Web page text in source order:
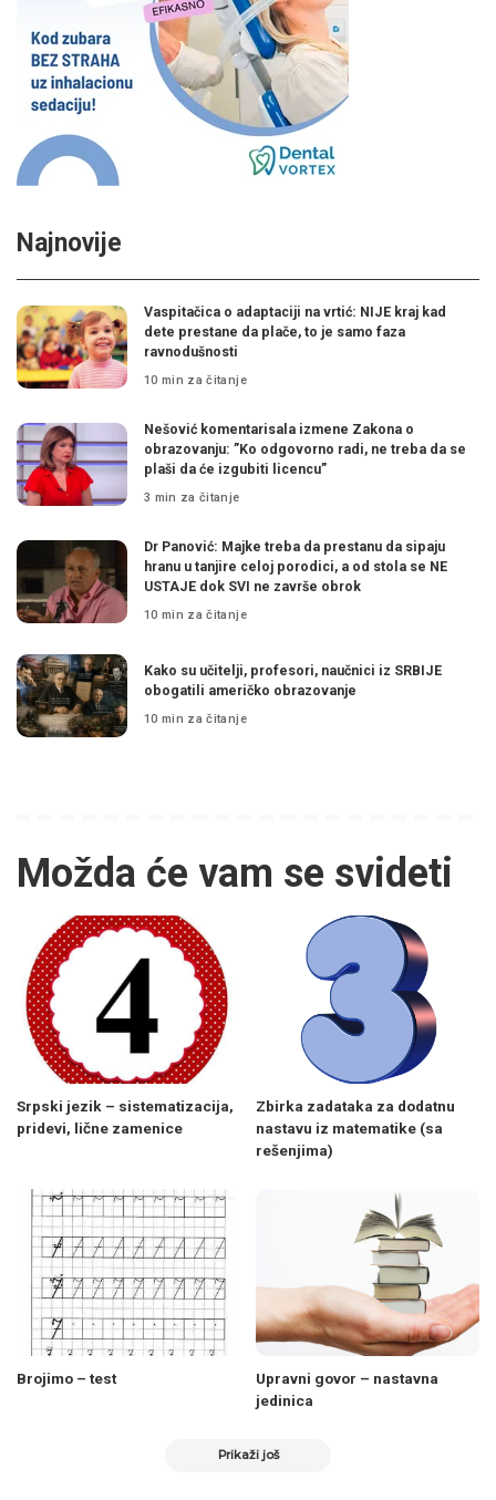
Najnovije
Vaspitačica o adaptaciji na vrtić: NIJE kraj kad
dete prestane da plače, to je samo faza
ravnodušnosti
10 min za čitanje
Nešović komentarisala izmene Zakona o
obrazovanju: ”Ko odgovorno radi, ne treba da se
plaši da će izgubiti licencu”
3 min za čitanje
Dr Panović: Majke treba da prestanu da sipaju
hranu u tanjire celoj porodici, a od stola se NE
USTAJE dok SVI ne završe obrok
10 min za čitanje
Kako su učitelji, profesori, naučnici iz SRBIJE
obogatili američko obrazovanje
10 min za čitanje
Možda će vam se svideti
Srpski jezik – sistematizacija,
pridevi, lične zamenice
Zbirka zadataka za dodatnu
nastavu iz matematike (sa
rešenjima)
Brojimo – test
Upravni govor – nastavna
jedinica
Prikaži još